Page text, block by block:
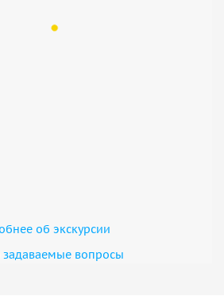
об экскурсии
задаваемые вопросы